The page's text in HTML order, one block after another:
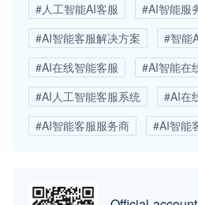
#人工智能AI客服
#AI智能服
#AI智能客服解决方案
#智能
#AI在线智能客服
#AI智能在
#AI人工智能客服系统
#AI在
#AI智能客服服务商
#AI智能